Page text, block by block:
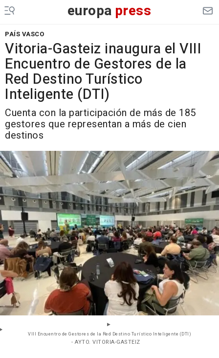
europa press
PAÍS VASCO
Vitoria-Gasteiz inaugura el VIII
Encuentro de Gestores de la
Red Destino Turístico
Inteligente (DTI)
Cuenta con la participación de más de 185
gestores que representan a más de cien
destinos
VIII Encuentro de Gestores de la Red Destino Turístico Inteligente (DTI)
- AYTO. VITORIA-GASTEIZ